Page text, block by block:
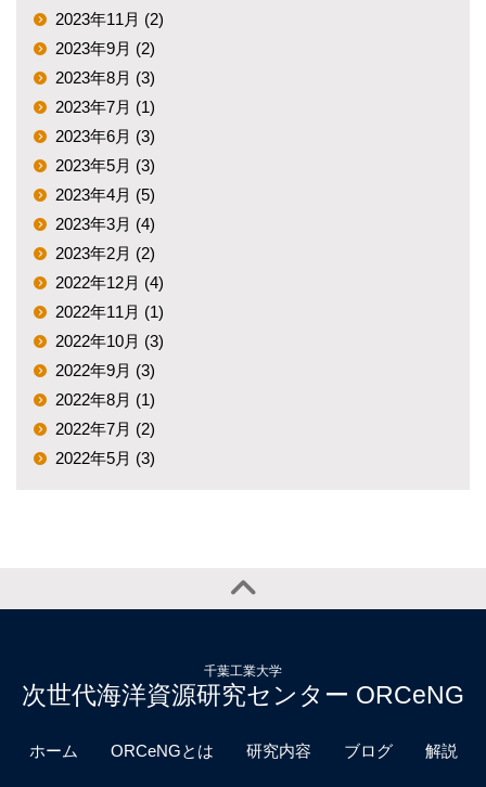
2023年11月 (2)
2023年9月 (2)
2023年8月 (3)
2023年7月 (1)
2023年6月 (3)
2023年5月 (3)
2023年4月 (5)
2023年3月 (4)
2023年2月 (2)
2022年12月 (4)
2022年11月 (1)
2022年10月 (3)
2022年9月 (3)
2022年8月 (1)
2022年7月 (2)
2022年5月 (3)
千葉工業大学
次世代海洋資源研究センター ORCeNG
ホーム ORCeNGとは 研究内容 ブログ 解説